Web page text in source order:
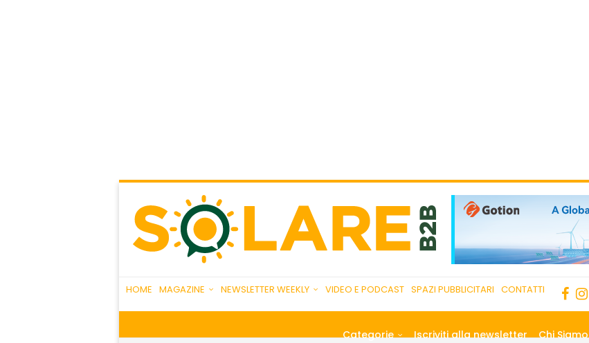
HOME MAGAZINE NEWSLETTER WEEKLY VIDEO E PODCAST SPAZI PUBBLICITARI CONTATTI
Categorie Iscriviti alla newsletter Chi Siamo